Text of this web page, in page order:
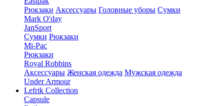
Рюкзаки Аксессуары Головные уборы Сумки
Mark O'day
JanSport
Сумки Рюкзаки
Mi-Pac
Рюкзаки
Royal Robbins
Аксессуары Женская одежда Мужская одежда
Under Armour
Lefrik Collection
Capsule